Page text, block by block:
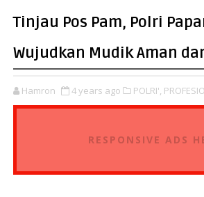
Tinjau Pos Pam, Polri
Wujudkan Mudik Aman
Hamron 4 years ago POLRI',
RESPONSIVE ADS